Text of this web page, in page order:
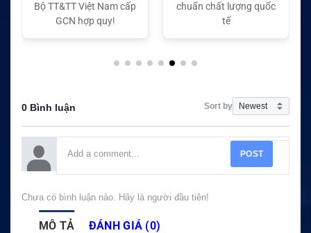
chuẩn chất lượng quốc
tế
chuẩn chất lượng quốc
tế
0 Bình luận Sort by
POST
Chưa có bình luận nào. Hãy là người đầu tiên!
MÔ TẢ ĐÁNH GIÁ (0)